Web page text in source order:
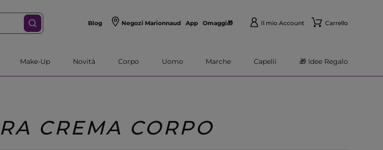
Blog Negozi Marionnaud App Omaggi🎁 Il mio Account Carrello
Make-Up Novità Corpo Uomo Marche Capelli 🎁 Idee Regalo
CREMA CORPO